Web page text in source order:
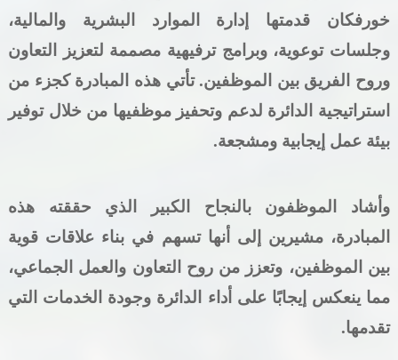
خدمات الموظفين
المكتبة الإلكترونية
خورفكان قدمتها إدارة الموارد البشرية والمالية،
وجلسات توعوية، وبرامج ترفيهية مصممة لتعزيز التعاون
وروح الفريق بين الموظفين. تأتي هذه المبادرة كجزء من
استراتيجية الدائرة لدعم وتحفيز موظفيها من خلال توفير
بيئة عمل إيجابية ومشجعة.
وأشاد الموظفون بالنجاح الكبير الذي حققته هذه
المبادرة، مشيرين إلى أنها تسهم في بناء علاقات قوية
بين الموظفين، وتعزز من روح التعاون والعمل الجماعي،
مما ينعكس إيجابًا على أداء الدائرة وجودة الخدمات التي
تقدمها.